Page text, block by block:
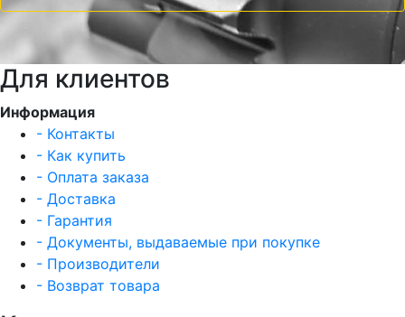
Для клиентов
Информация
- Контакты
- Как купить
- Оплата заказа
- Доставка
- Гарантия
- Документы, выдаваемые при покупке
- Производители
- Возврат товара